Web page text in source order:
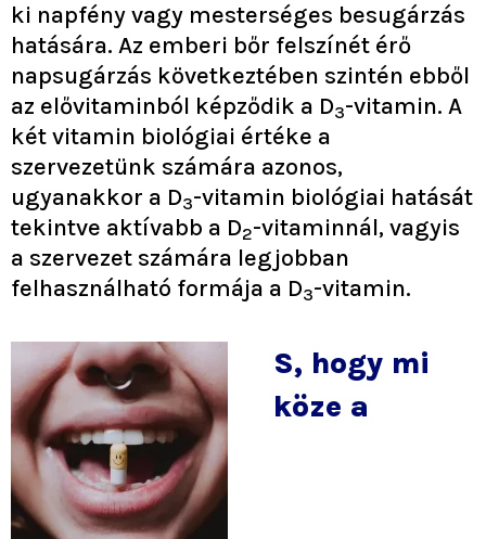
ki napfény vagy mesterséges besugárzás
hatására. Az emberi bőr felszínét érő
napsugárzás következtében szintén ebből
az elővitaminból képződik a D3-vitamin. A
két vitamin biológiai értéke a
szervezetünk számára azonos,
ugyanakkor a D3-vitamin biológiai hatását
tekintve aktívabb a D2-vitaminnál, vagyis
a szervezet számára legjobban
felhasználható formája a D3-vitamin.
S, hogy mi
köze a